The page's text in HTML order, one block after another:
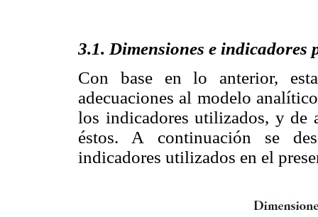
3.1. Dimensiones e
Con base en lo anterior,
adecuaciones al modelo
los indicadores utilizados, y de
éstos. A continuación se
indicadores utilizados en el